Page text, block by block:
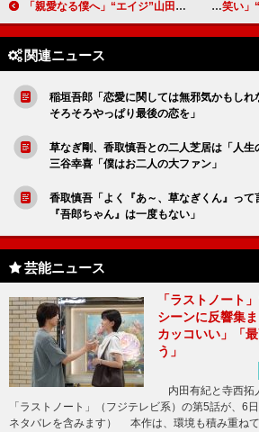
「親愛なる僕へ」“エイジ”山田涼介の拷問シーンが「迫真の演技だった」 「“桃井刑事”桜井ユキまで怪しくなってきて新展開に期待大」
関連ニュース
稲垣吾郎「恋愛に関しては無邪気かもし
そろそろやっぱり最後の恋を」
草なぎ剛、香取慎吾との二人芝居は「人
三谷幸喜「僕はお二人の大ファン」
香取慎吾「よく『あ～、草なぎくん』っ
『吾郎ちゃん』は一度もない」
芸能ニュース
「ラストノート
シーンに反響集
カッコいい」「
う」
内田有紀と寺西拓
「ラストノート」（フジテレビ系）の第5話が、6
ネタバレを含みます） 本作は、環境も積み重ね